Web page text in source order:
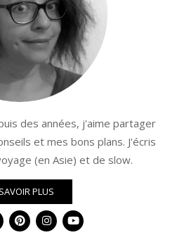
des années, j'aime partager
et mes bons plans. J'écris
(en Asie) et de slow.
PLUS